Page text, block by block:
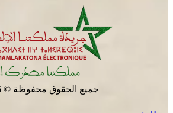
جميع الحقوق محفوظة © 2026